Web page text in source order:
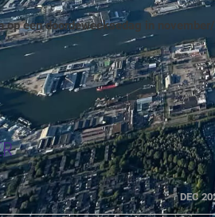
op een doordeweeksedag in
DEC